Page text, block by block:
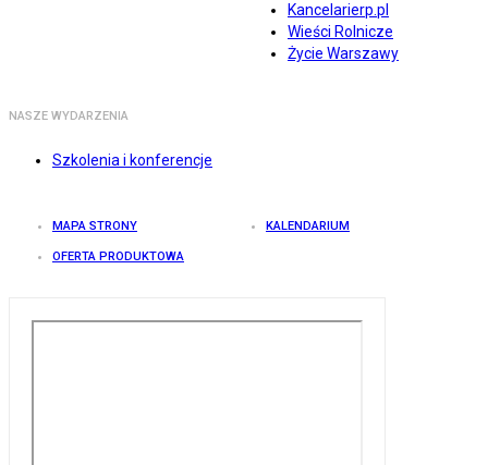
Kancelarierp.pl
Wieści Rolnicze
Życie Warszawy
NASZE WYDARZENIA
Szkolenia i konferencje
MAPA STRONY KALENDARIUM
OFERTA PRODUKTOWA